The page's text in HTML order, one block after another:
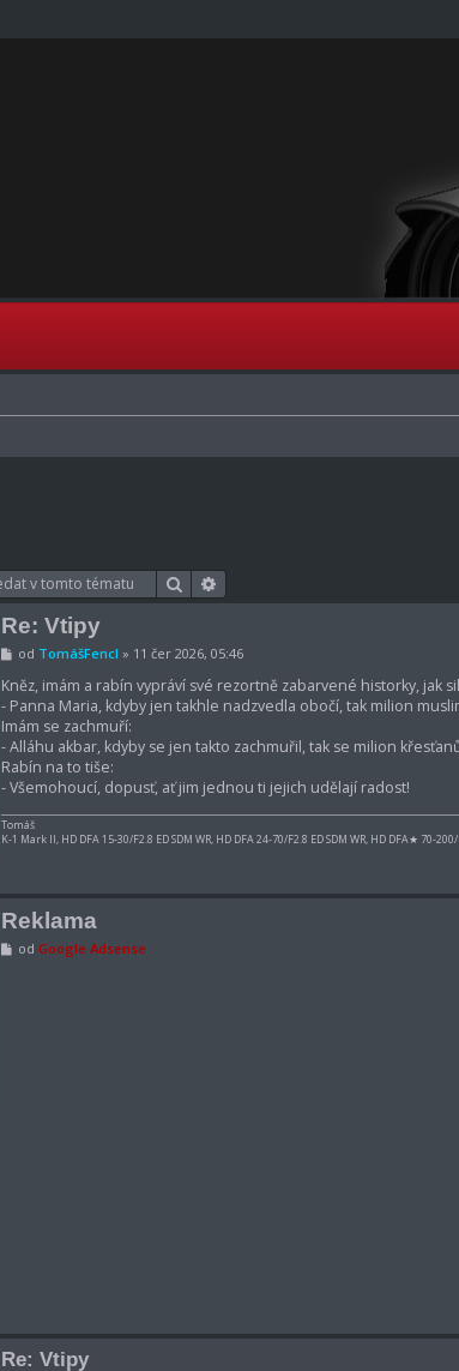
Hledat
Re: Vtipy
P
í
s
p
ě
v
e
k
od TomášFencl » 11 čer 2026, 05:46
Kněz, imám a rabín vypráví své rezortně zabarvené historky, jak
- Panna Maria, kdyby jen takhle nadzvedla obočí, tak milion
Imám se zachmuří:
- Alláhu akbar, kdyby se jen takto zachmuřil, tak se milion
Rabín na to tiše:
- Všemohoucí, dopusť, ať jim jednou ti jejich udělají radost!
Tomáš
K-1 Mark II, HD DFA 15-30/F2.8 ED SDM WR, HD DFA 24-70/F2.8 ED SDM WR, HD DFA★ 70-
Reklama
Rod Google Adsense
Re: Vtipy